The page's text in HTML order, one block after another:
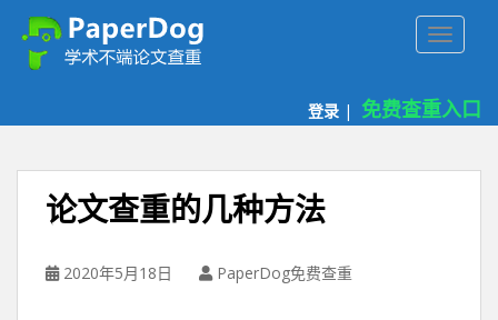
登录 | 免费查重入口
论文查重的几种方法
2020年5月18日 PaperDog免费查重